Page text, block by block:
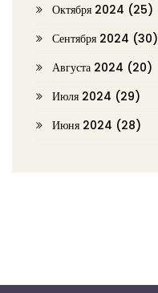
Октября 2024 (25)
Сентября 2024 (30)
Августа 2024 (20)
Июля 2024 (29)
Июня 2024 (28)